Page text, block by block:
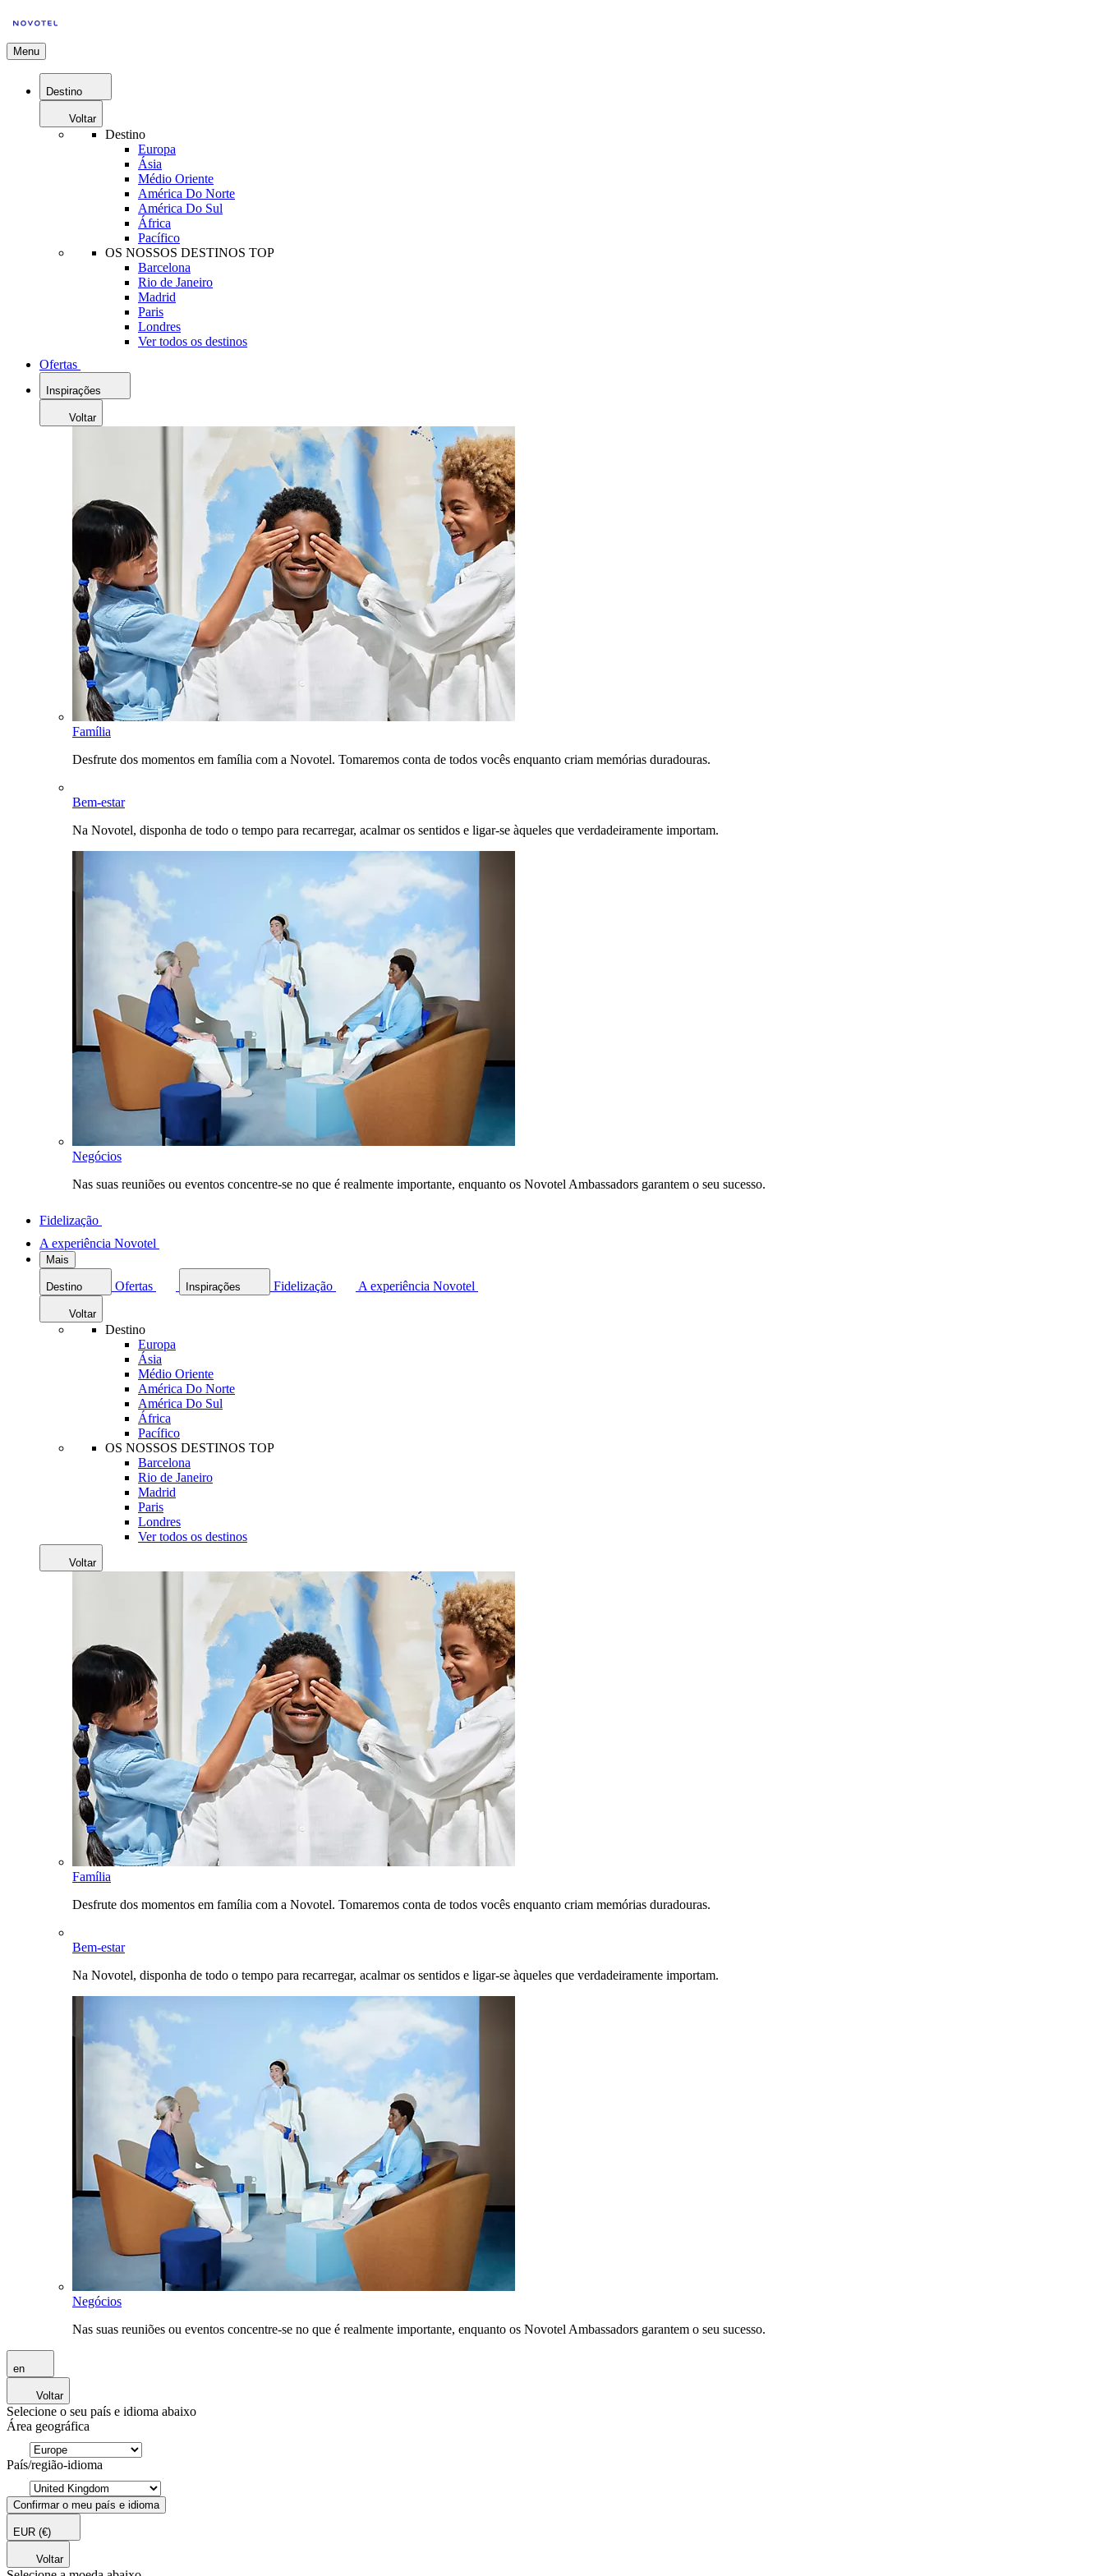
Menu
Destino
Voltar
Destino
Europa
Ásia
Médio Oriente
América Do Norte
América Do Sul
África
Pacífico
OS NOSSOS DESTINOS TOP
Barcelona
Rio de Janeiro
Madrid
Paris
Londres
Ver todos os destinos
Ofertas
Inspirações
Voltar
Família
Desfrute dos momentos em família com a Novotel. Tomaremos conta de todos vocês enquanto criam memórias duradouras.
Bem-estar
Na Novotel, disponha de todo o tempo para recarregar, acalmar os sentidos e ligar-se àqueles que verdadeiramente importam.
Negócios
Nas suas reuniões ou eventos concentre-se no que é realmente importante, enquanto os Novotel Ambassadors garantem o seu sucesso.
Fidelização
A experiência Novotel
Mais
Destino Ofertas Inspirações Fidelização A experiência Novotel
Voltar
Destino
Europa
Ásia
Médio Oriente
América Do Norte
América Do Sul
África
Pacífico
OS NOSSOS DESTINOS TOP
Barcelona
Rio de Janeiro
Madrid
Paris
Londres
Ver todos os destinos
Voltar
Família
Desfrute dos momentos em família com a Novotel. Tomaremos conta de todos vocês enquanto criam memórias duradouras.
Bem-estar
Na Novotel, disponha de todo o tempo para recarregar, acalmar os sentidos e ligar-se àqueles que verdadeiramente importam.
Negócios
Nas suas reuniões ou eventos concentre-se no que é realmente importante, enquanto os Novotel Ambassadors garantem o seu sucesso.
en
Voltar
Selecione o seu país e idioma abaixo
Área geográfica
País/região-idioma
Confirmar o meu país e idioma
EUR (€)
Voltar